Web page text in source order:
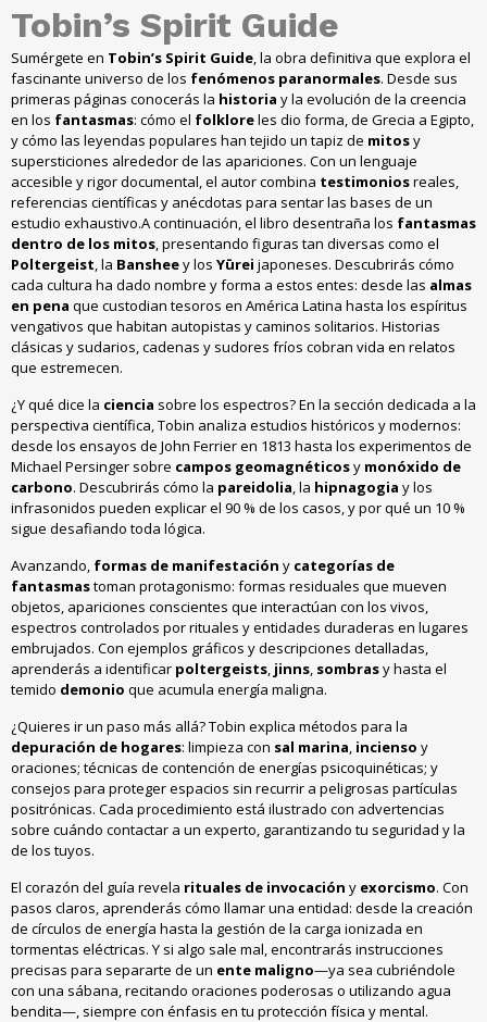
Tobin’s Spirit Guide
Sumérgete en Tobin’s Spirit Guide, la obra definitiva que explora el
fascinante universo de los fenómenos paranormales. Desde sus
primeras páginas conocerás la historia y la evolución de la creencia
en los fantasmas: cómo el folkloreles dio forma, de Grecia a Egipto,
y cómo las leyendas populares han tejido un tapiz de mitosy
supersticiones alrededor de las apariciones. Con un lenguaje
accesible y rigor documental, el autor combina testimoniosreales,
referencias científicas y anécdotas para sentar las bases de un
estudio exhaustivo.A continuación, el libro desentraña los fantasmas
dentro de los mitos, presentando figuras tan diversas como el
Poltergeist, la Bansheey los Yūrei japoneses. Descubrirás cómo
cada cultura ha dado nombre y forma a estos entes: desde las almas
en pena que custodian tesoros en América Latina hasta los espíritus
vengativos que habitan autopistas y caminos solitarios. Historias
clásicas y sudarios, cadenas y sudores fríos cobran vida en relatos
que estremecen.
¿Y qué dice la ciencia sobre los espectros? En la sección dedicada a la
perspectiva científica, Tobin analiza estudios históricos y modernos:
desde los ensayos de John Ferrier en 1813 hasta los experimentos de
Michael Persinger sobre campos geomagnéticosy monóxido de
carbono. Descubrirás cómo la pareidolia, la hipnagogia y los
infrasonidos pueden explicar el 90 % de los casos, y por qué un 10 %
sigue desafiando toda lógica.
Avanzando, formas de manifestación y categorías de
fantasmastoman protagonismo: formas residuales que mueven
objetos, apariciones conscientes que interactúan con los vivos,
espectros controlados por rituales y entidades duraderas en lugares
embrujados. Con ejemplos gráficos y descripciones detalladas,
aprenderás a identificar poltergeists, jinns, sombrasy hasta el
temido demonio que acumula energía maligna.
¿Quieres ir un paso más allá? Tobin explica métodos para la
depuración de hogares: limpieza con sal marina, incienso y
oraciones; técnicas de contención de energías psicoquinéticas; y
consejos para proteger espacios sin recurrir a peligrosas partículas
positrónicas. Cada procedimiento está ilustrado con advertencias
sobre cuándo contactar a un experto, garantizando tu seguridad y la
de los tuyos.
El corazón del guía revela rituales de invocación y exorcismo. Con
pasos claros, aprenderás cómo llamar una entidad: desde la creación
de círculos de energía hasta la gestión de la carga ionizada en
tormentas eléctricas. Y si algo sale mal, encontrarás instrucciones
precisas para separarte de un ente maligno—ya sea cubriéndole
con una sábana, recitando oraciones poderosas o utilizando agua
bendita—, siempre con énfasis en tu protección física y mental.